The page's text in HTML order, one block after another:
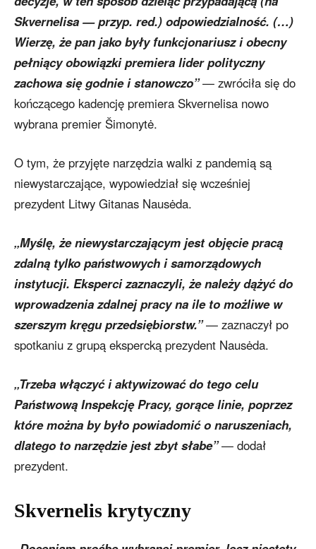
Skvernelisa — przyp. red.) odpowiedzialność. (…)
Wierzę, że pan jako były funkcjonariusz i obecny
pełniący obowiązki premiera lider polityczny
zachowa się godnie i stanowczo”— zwróciła się do
kończącego kadencję premiera Skvernelisa nowo
wybrana premier Šimonytė.
O tym, że przyjęte narzędzia walki z pandemią są
niewystarczające, wypowiedział się wcześniej
prezydent Litwy Gitanas Nausėda.
„Myślę, że niewystarczającym jest objęcie pracą
zdalną tylko państwowych i samorządowych
instytucji. Eksperci zaznaczyli, że należy dążyć do
wprowadzenia zdalnej pracy na ile to możliwe w
szerszym kręgu przedsiębiorstw.”— zaznaczył po
spotkaniu z grupą ekspercką prezydent Nausėda.
„Trzeba włączyć i aktywizować do tego celu
Państwową Inspekcję Pracy, gorące linie, poprzez
które można by było powiadomić o naruszeniach,
dlatego to narzędzie jest zbyt słabe”— dodał
prezydent.
Skvernelis krytyczny